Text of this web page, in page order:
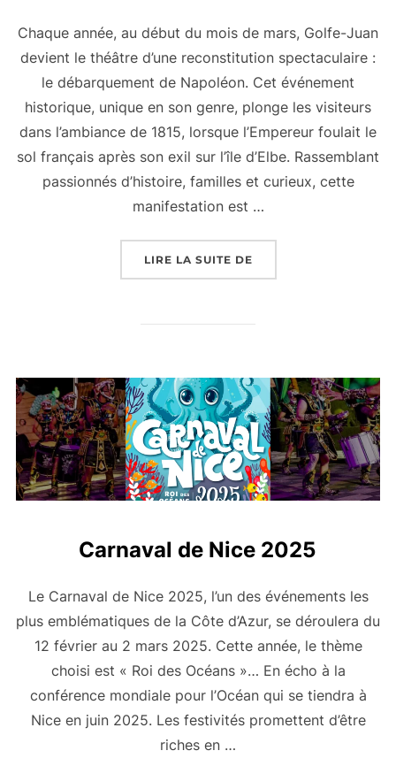
Chaque année, au début du mois de mars, Golfe-Juan
devient le théâtre d’une reconstitution spectaculaire :
le débarquement de Napoléon. Cet événement
historique, unique en son genre, plonge les visiteurs
dans l’ambiance de 1815, lorsque l’Empereur foulait le
sol français après son exil sur l’île d’Elbe. Rassemblant
passionnés d’histoire, familles et curieux, cette
manifestation est …
LIRE LA SUITE DE« NAPOLÉON À
Carnaval de Nice 2025
Le Carnaval de Nice 2025, l’un des événements les
plus emblématiques de la Côte d’Azur, se déroulera du
12 février au 2 mars 2025. Cette année, le thème
choisi est « Roi des Océans »… En écho à la
conférence mondiale pour l’Océan qui se tiendra à
Nice en juin 2025. Les festivités promettent d’être
riches en …